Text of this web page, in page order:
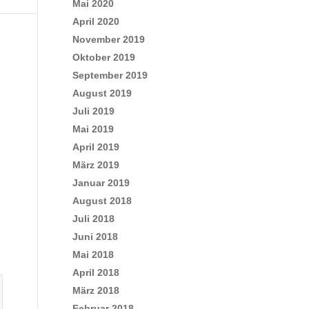
Mai 2020
April 2020
November 2019
Oktober 2019
September 2019
August 2019
Juli 2019
Mai 2019
April 2019
März 2019
Januar 2019
August 2018
Juli 2018
Juni 2018
Mai 2018
April 2018
März 2018